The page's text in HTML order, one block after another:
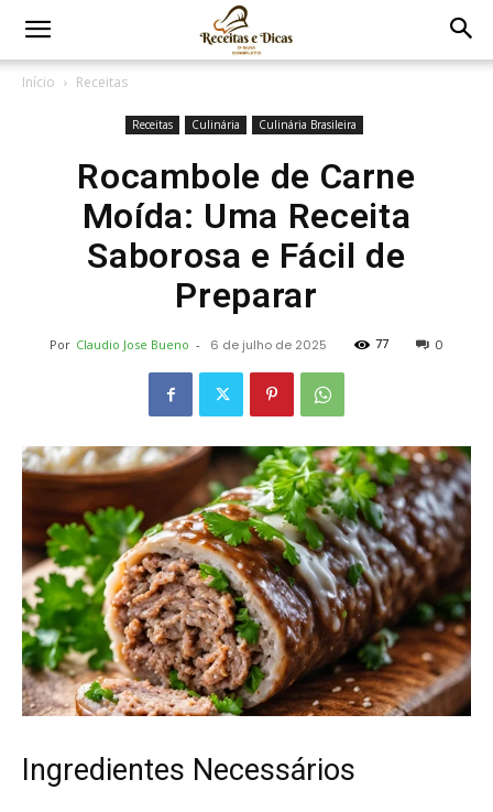
Início Receitas
Receitas Culinária Culinária Brasileira
Rocambole de Carne
Moída: Uma Receita
Saborosa e Fácil de
Preparar
Por Claudio Jose Bueno - 6 de julho de 2025 77 0
Ingredientes Necessários